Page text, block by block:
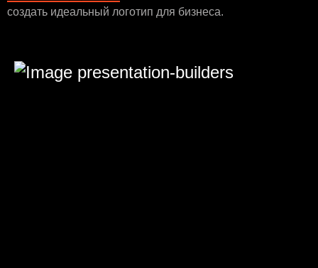
создать идеальный логотип для бизнеса.